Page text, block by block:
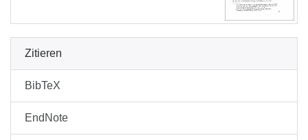
Zitieren
BibTeX
EndNote